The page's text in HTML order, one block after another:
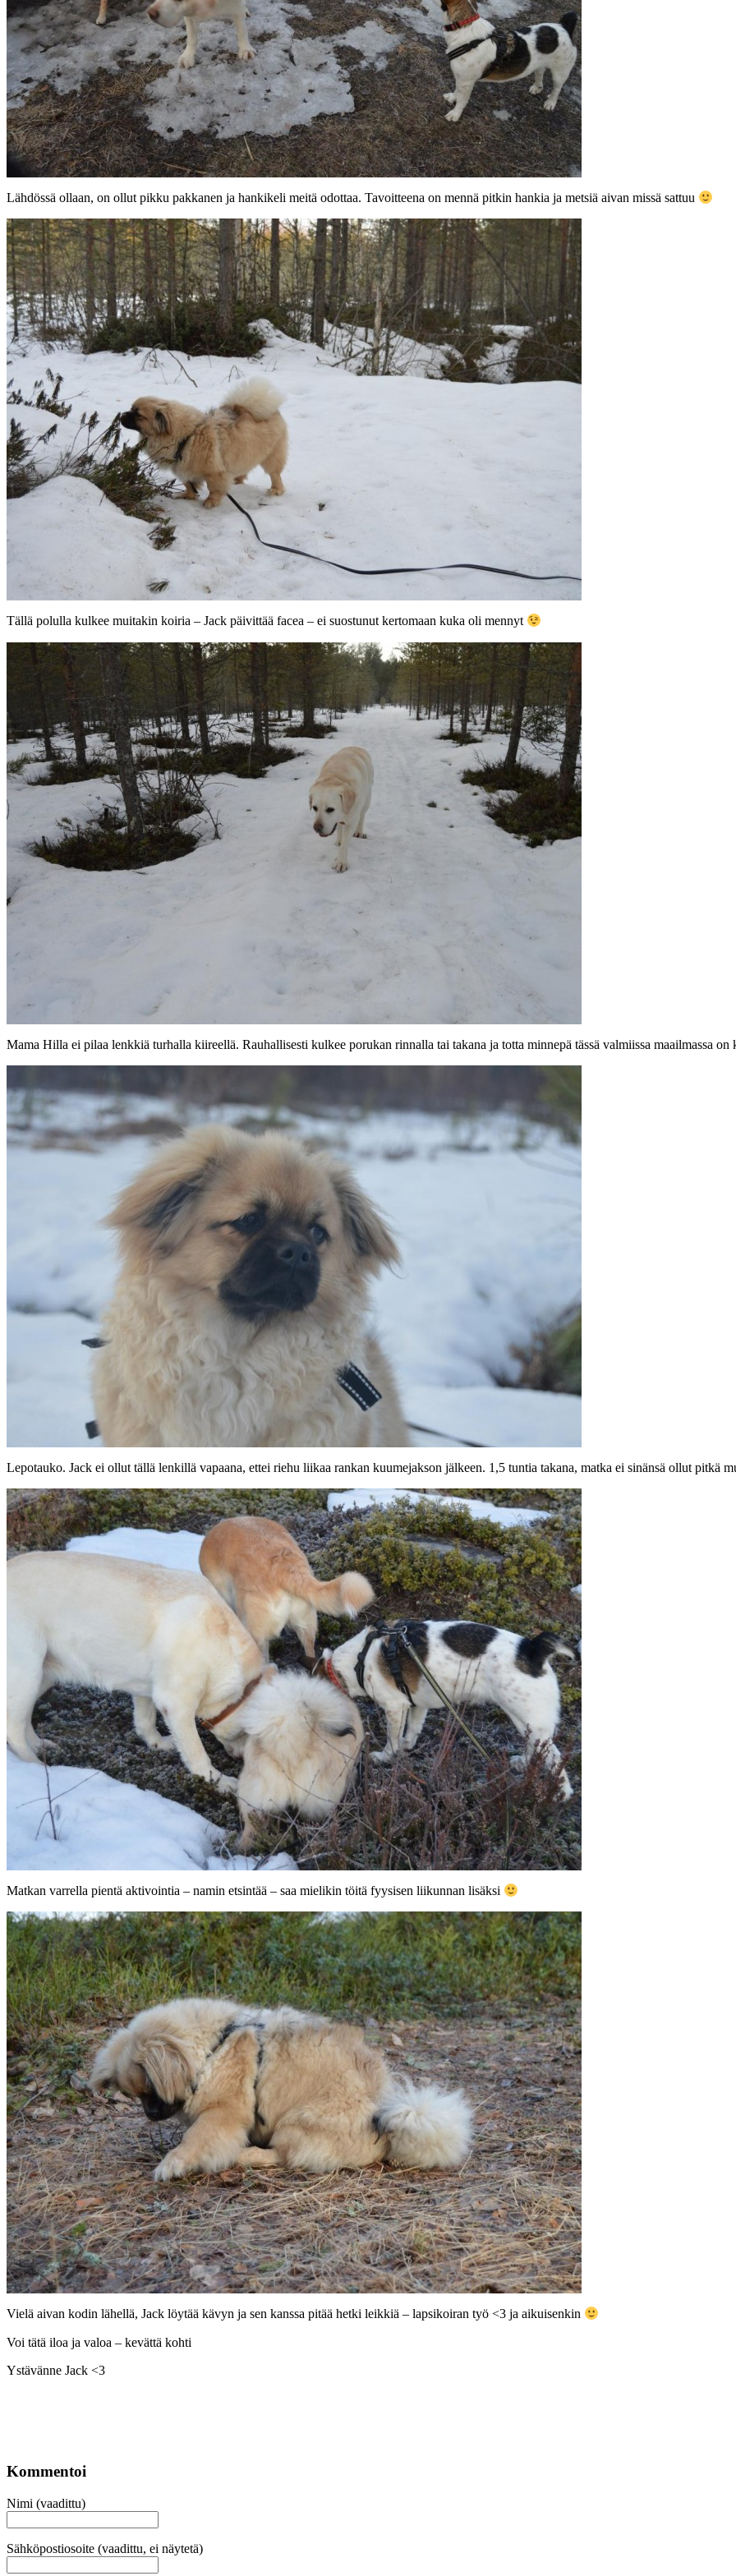
Lähdössä ollaan, on ollut pikku pakkanen ja hankikeli meitä odottaa. Tavoitteena on mennä pitkin hankia ja metsiä aivan missä sattuu
Tällä polulla kulkee muitakin koiria – Jack päivittää facea – ei suostunut kertomaan kuka oli mennyt
Mama Hilla ei pilaa lenkkiä turhalla kiireellä. Rauhallisesti kulkee porukan rinnalla tai takana ja totta minnepä tässä valmiissa maailmassa on
Lepotauko. Jack ei ollut tällä lenkillä vapaana, ettei riehu liikaa rankan kuumejakson jälkeen. 1,5 tuntia takana, matka ei sinänsä ollut pitkä
Matkan varrella pientä aktivointia – namin etsintää – saa mielikin töitä fyysisen liikunnan lisäksi
Vielä aivan kodin lähellä, Jack löytää kävyn ja sen kanssa pitää hetki leikkiä – lapsikoiran työ <3 ja aikuisenkin
Voi tätä iloa ja valoa – kevättä kohti
Ystävänne Jack <3
Kommentoi
Nimi (vaadittu)
Sähköpostiosoite (vaadittu, ei näytetä)